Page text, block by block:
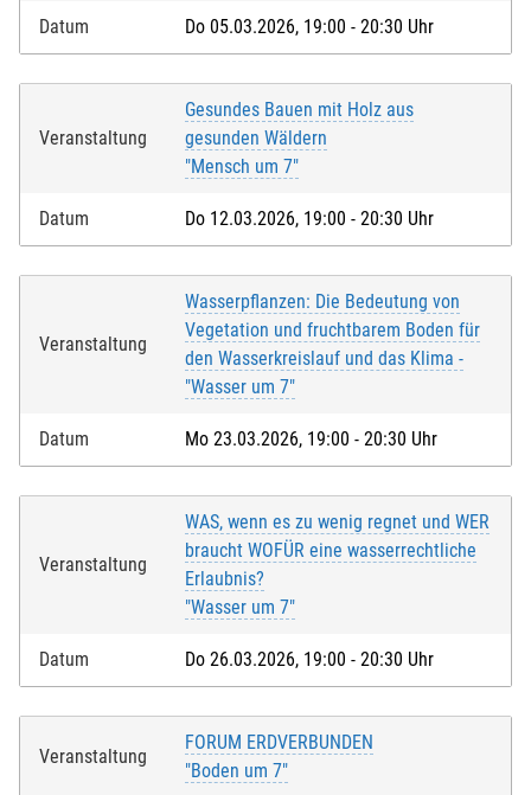
Datum Do 05.03.2026, 19:00 - 20:30 Uhr
Veranstaltung
Gesundes Bauen mit Holz aus
gesunden Wäldern
"Mensch um 7"
Datum Do 12.03.2026, 19:00 - 20:30 Uhr
Veranstaltung
Wasserpflanzen: Die Bedeutung von
Vegetation und fruchtbarem Boden für
den Wasserkreislauf und das Klima -
"Wasser um 7"
Datum Mo 23.03.2026, 19:00 - 20:30 Uhr
Veranstaltung
WAS, wenn es zu wenig regnet und WER
braucht WOFÜR eine wasserrechtliche
Erlaubnis?
"Wasser um 7"
Datum Do 26.03.2026, 19:00 - 20:30 Uhr
Veranstaltung
FORUM ERDVERBUNDEN
"Boden um 7"